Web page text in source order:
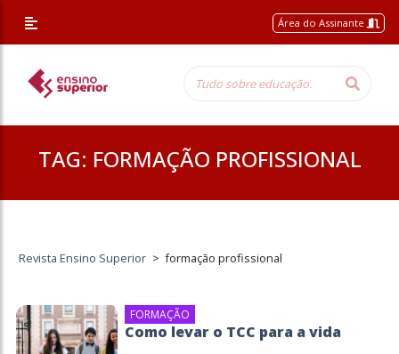
Área do Assinante
TAG: FORMAÇÃO PROFISSIONAL
Revista Ensino Superior > formação profissional
FORMAÇÃO
Como levar o TCC para a vida